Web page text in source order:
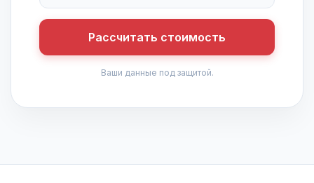
Рассчитать стоимость
Ваши данные под защитой.